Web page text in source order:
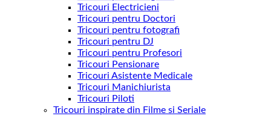
Tricouri Electricieni
Tricouri pentru Doctori
Tricouri pentru fotografi
Tricouri pentru DJ
Tricouri pentru Profesori
Tricouri Pensionare
Tricouri Asistente Medicale
Tricouri Manichiurista
Tricouri Piloti
Tricouri inspirate din Filme si Seriale